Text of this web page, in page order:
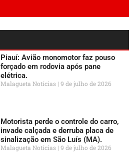
Piauí: Avião monomotor faz pouso
forçado em rodovia após pane
elétrica.
Malagueta Notícias 9 de julho de 2026
Motorista perde o controle do carro,
invade calçada e derruba placa de
sinalização em São Luís (MA).
Malagueta Notícias 9 de julho de 2026